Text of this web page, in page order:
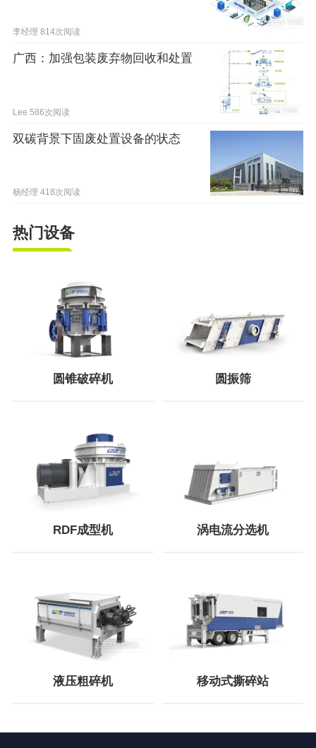
李经理 814次阅读
广西：加强包装废弃物回收和处置
Lee 586次阅读
双碳背景下固废处置设备的状态
杨经理 418次阅读
热门设备
圆锥破碎机 圆振筛
RDF成型机 涡电流分选机
液压粗碎机 移动式撕碎站